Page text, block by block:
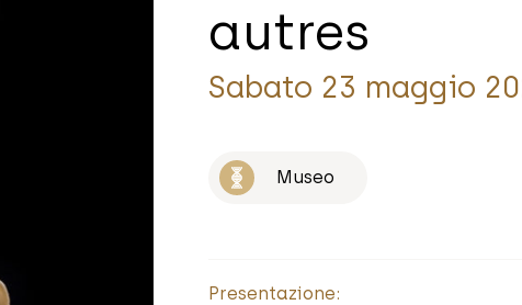
autres
Sabato 23 maggio
Museo
Presentazione: